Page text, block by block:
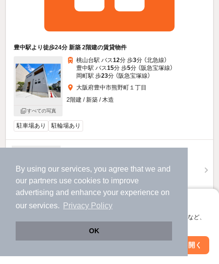
By using our services, you agree that we and
our partners use cookies to improve
advertising and enhance your experience on
our services.
Privacy Policy
OK
アプリに切り替えて、サクサクお部屋探し
会員登録なしですぐ使える。マップ検索やお気に入り保存など、
アプリを開く
豊中駅より徒歩24分 新築 2階建の賃貸物件
すべての写真
桃山台駅 バス12分 歩3分 （北急線）
豊中駅 バス15分 歩5分 （阪急宝塚線）
岡町駅 歩23分 （阪急宝塚線）
大阪府豊中市熊野町１丁目
2階建 / 新築 / 木造
駐車場あり 駐輪場あり
（管理費不要）
200,000円 礼
400,000円
1階 / 3LDK / 88.49㎡
物件詳細を見る
ほか提供
絞り込み条件を変更